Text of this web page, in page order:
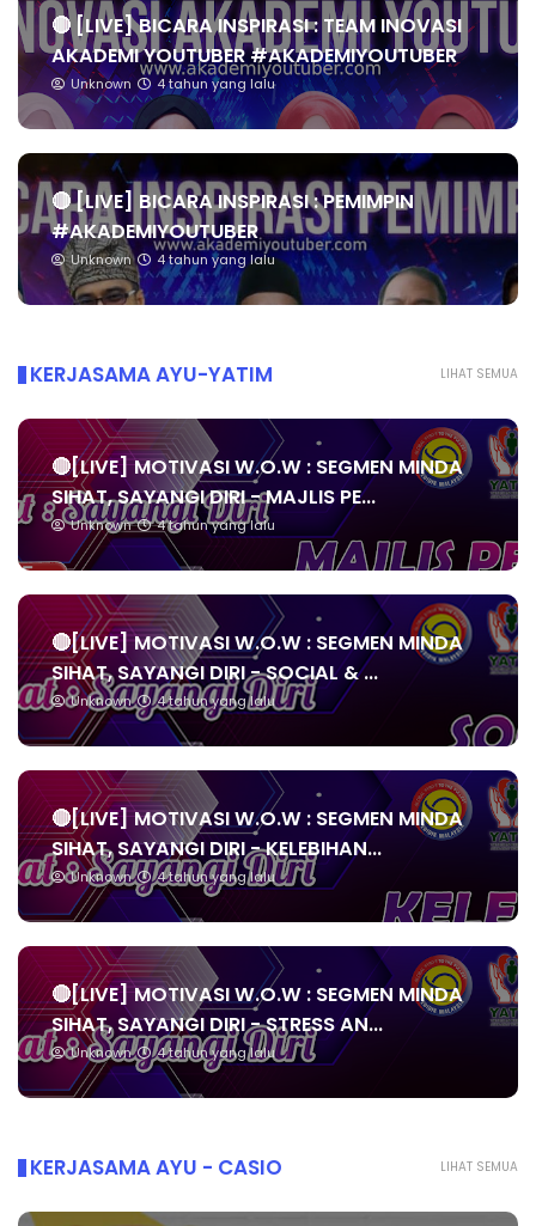
🔴 [LIVE] BICARA INSPIRASI : TEAM INOVASI
AKADEMI YOUTUBER #AKADEMIYOUTUBER
Unknown 4 tahun yang lalu
🔴 [LIVE] BICARA INSPIRASI : PEMIMPIN
#AKADEMIYOUTUBER
Unknown 4 tahun yang lalu
LIHAT SEMUA
KERJASAMA AYU-YATIM
🔴[LIVE] MOTIVASI W.O.W : SEGMEN MINDA
SIHAT, SAYANGI DIRI - MAJLIS PE...
Unknown 4 tahun yang lalu
🔴[LIVE] MOTIVASI W.O.W : SEGMEN MINDA
SIHAT, SAYANGI DIRI - SOCIAL & ...
Unknown 4 tahun yang lalu
🔴[LIVE] MOTIVASI W.O.W : SEGMEN MINDA
SIHAT, SAYANGI DIRI - KELEBIHAN...
Unknown 4 tahun yang lalu
🔴[LIVE] MOTIVASI W.O.W : SEGMEN MINDA
SIHAT, SAYANGI DIRI - STRESS AN...
Unknown 4 tahun yang lalu
LIHAT SEMUA
KERJASAMA AYU - CASIO